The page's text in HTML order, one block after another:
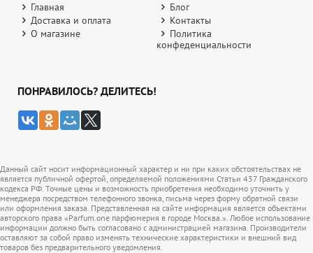
Главная
Блог
Доставка и оплата
Контакты
О магазине
Политика
конфеденциальности
ПОНРАВИЛОСЬ? ДЕЛИТЕСЬ!
Данный сайт носит информационный характер и ни при каких обстоятельствах не
является публичной офертой, определяемой положениями Статьи 437 Гражданского
кодекса РФ. Точные цены и возможность приобретения необходимо уточнить у
менеджера посредством телефонного звонка, письма через форму обратной связи
или оформления заказа. Представленная на сайте информация является объектами
авторского права «Parfum.one парфюмерия в городе Москва.». Любое использование
информации должно быть согласовано с администрацией магазина. Производители
оставляют за собой право изменять технические характеристики и внешний вид
товаров без предварительного уведомления.